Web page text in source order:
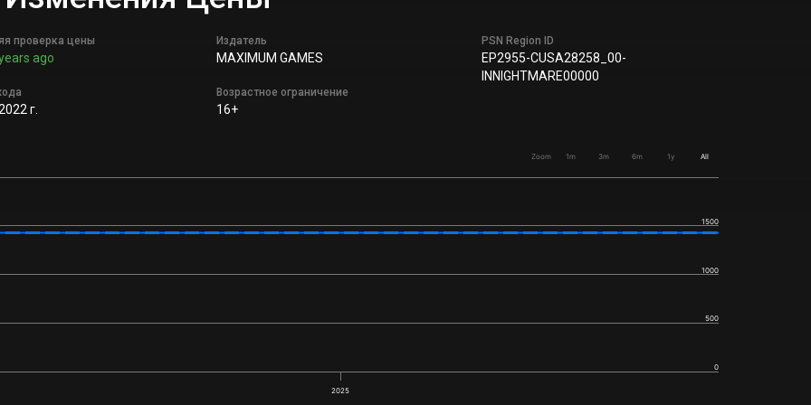
проверка цены
ago
г.
Издатель
MAXIMUM GAMES
Возрастное ограничение
16+
PSN Region ID
EP2955-CUSA28258_00-
INNIGHTMARE00000
Zoom 1m 3m 6m 1y All
2025
0
500
1000
1500